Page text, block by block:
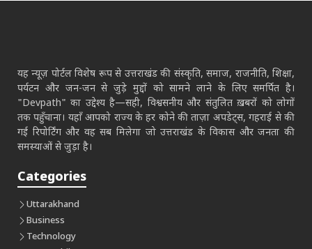
यह न्यूज़ पोर्टल विशेष रूप से उत्तराखंड की संस्कृति, समाज, राजनीति, शिक्षा,
पर्यटन और जन-जन से जुड़े मुद्दों को सामने लाने के लिए समर्पित है।
"Devpath" का उद्देश्य है—सही, विश्वसनीय और संतुलित ख़बरों को लोगों
तक पहुँचाना। यहाँ आपको राज्य के हर कोने की ताज़ा अपडेट्स, गहराई से की
गई रिपोर्टिंग और वह सब मिलेगा जो उत्तराखंड के विकास और जनता की
समस्याओं से जुड़ा है।
Categories
Uttarakhand
Business
Technology